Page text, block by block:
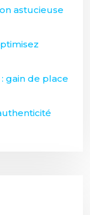
astucieuse
gain de place